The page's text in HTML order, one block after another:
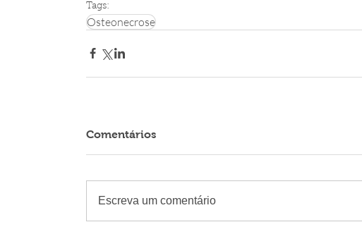
Tags:
Osteonecrose
Comentários
Escreva um comentário